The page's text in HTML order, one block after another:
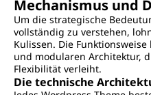
Mechanismus und
Um die strategische
vollständig zu verstehen,
Kulissen. Die
und modularen Architektur,
Flexibilität verleiht.
Die technische